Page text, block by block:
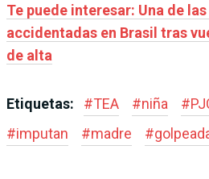
Te puede interesar: Una de
accidentadas en Brasil tras
de alta
Etiquetas: #TEA #niña #
#imputan #madre #